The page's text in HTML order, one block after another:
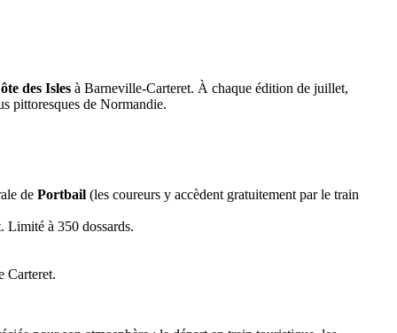
des Isles à Barneville-Carteret. À chaque édition de juillet,
pittoresques de Normandie.
de Portbail (les coureurs y accèdent gratuitement par le train
Limité à 350 dossards.
Carteret.